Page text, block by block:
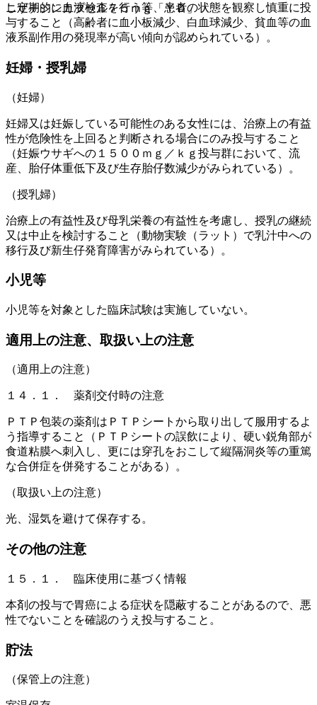
ニザチジンカプセル７５ｍｇ「ＹＤ」
し定期的に血液検査を行う等、患者の状態を観察し慎重に投
与すること（高齢者に血小板減少、白血球減少、貧血等の血
液系副作用の発現率が高い傾向が認められている）。
妊婦・授乳婦
（妊婦）
妊婦又は妊娠している可能性のある女性には、治療上の有益
性が危険性を上回ると判断される場合にのみ投与すること
（妊娠ウサギへの１５００ｍｇ／ｋｇ投与群において、流
産、胎仔体重低下及び生存胎仔数減少がみられている）。
（授乳婦）
治療上の有益性及び母乳栄養の有益性を考慮し、授乳の継続
又は中止を検討すること（動物実験（ラット）で乳汁中への
移行及び新生仔発育障害がみられている）。
小児等
小児等を対象とした臨床試験は実施していない。
適用上の注意、取扱い上の注意
（適用上の注意）
１４．１． 薬剤交付時の注意
ＰＴＰ包装の薬剤はＰＴＰシートから取り出して服用するよ
う指導すること（ＰＴＰシートの誤飲により、硬い鋭角部が
食道粘膜へ刺入し、更には穿孔をおこして縦隔洞炎等の重篤
な合併症を併発することがある）。
（取扱い上の注意）
光、湿気を避けて保存する。
その他の注意
１５．１． 臨床使用に基づく情報
本剤の投与で胃癌による症状を隠蔽することがあるので、悪
性でないことを確認のうえ投与すること。
貯法
（保管上の注意）